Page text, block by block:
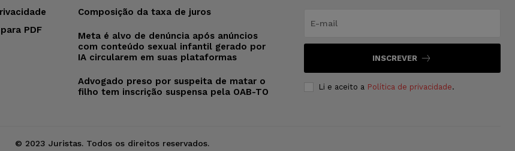
PDF
Composição da taxa de juros
Meta é alvo de denúncia após anúncios
com conteúdo sexual infantil gerado por
IA circularem em suas plataformas
Advogado preso por suspeita de matar o
filho tem inscrição suspensa pela OAB-TO
INSCREVER
Li e aceito a Política de privacidade.
© 2023 Juristas. Todos os direitos reservados.